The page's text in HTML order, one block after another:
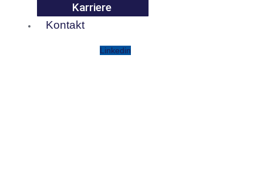
Karriere
Kontakt
Linkedin